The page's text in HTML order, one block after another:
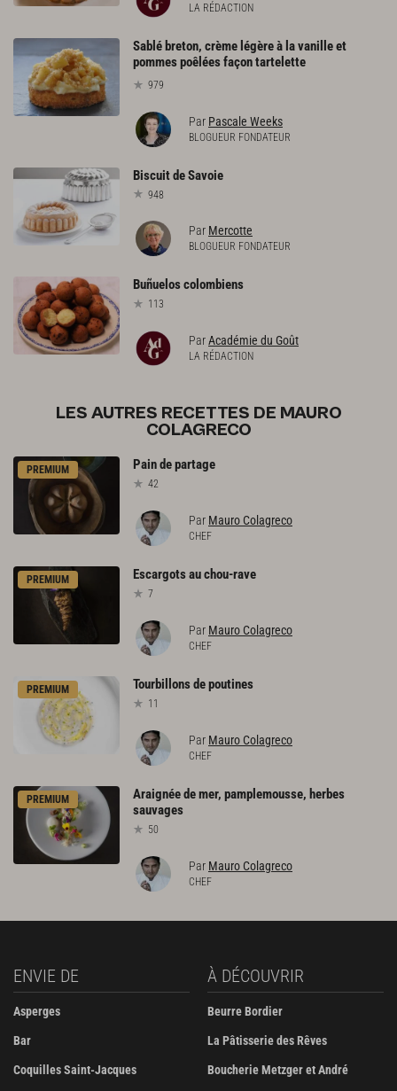
LA RÉDACTION
Sablé breton, crème légère à la vanille et
pommes poêlées façon tartelette
979
Par Pascale Weeks
BLOGUEUR FONDATEUR
BiscuitdeSavoie
948
Par Mercotte
BLOGUEUR FONDATEUR
Buñueloscolombiens
113
ParAcadémie du Goût
LA RÉDACTION
LES AUTRES RECETTES DE MAURO
COLAGRECO
PREMIUM Paindepartage
42
Par Mauro Colagreco
CHEF
PREMIUM Escargotsauchou-rave
7
Par Mauro Colagreco
CHEF
PREMIUM Tourbillonsdepoutines
11
Par Mauro Colagreco
CHEF
PREMIUM Araignéedemer, pamplemousse, herbes
sauvages
50
Par Mauro Colagreco
CHEF
ENVIE DE
Asperges
Bar
Coquilles Saint-Jacques
À DÉCOUVRIR
Beurre Bordier
La Pâtisserie des Rêves
Boucherie Metzger et André